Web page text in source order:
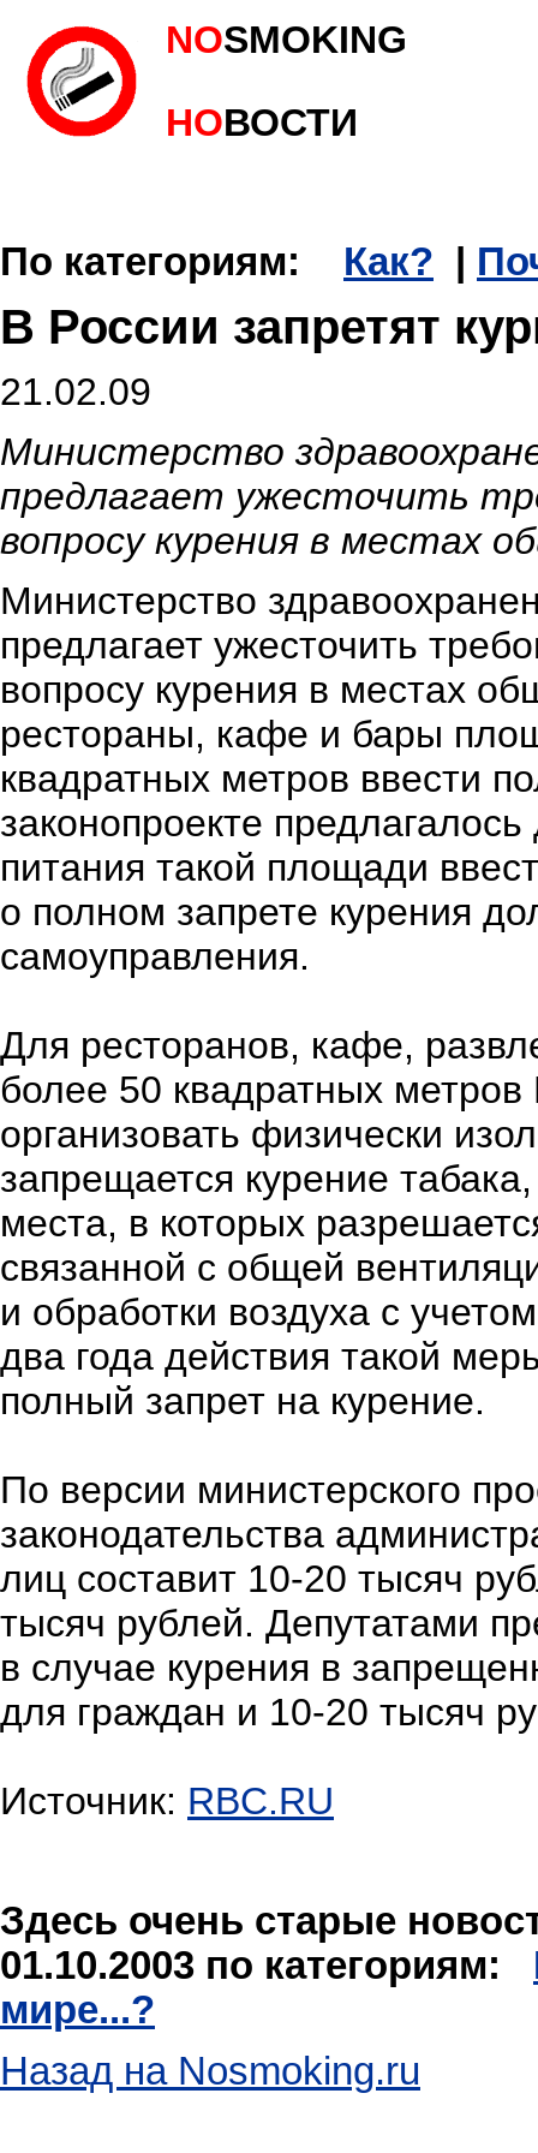
NOSMOKING
НОВОСТИ
По категориям: Как?
В России запретят
21.02.09
Министерство
предлагает ужесточить
вопросу курения в местах
Министерство
предлагает ужесточить
вопросу курения в местах
рестораны, кафе и бары
квадратных метров ввести
законопроекте
питания такой площади
о полном запрете курения
самоуправления.
Для ресторанов, кафе,
более 50 квадратных
организовать физически
запрещается курение
места, в которых
связанной с общей
и обработки воздуха с
два года действия такой
полный запрет на курение.
По версии министерского
законодательства
лиц составит 10-20 тысяч
тысяч рублей. Депутатами
в случае курения в
для граждан и 10-20 тысяч
Источник: RBC.RU
Здесь очень старые
01.10.2003 по категориям:
мире...?
Назад на Nosmoking.ru